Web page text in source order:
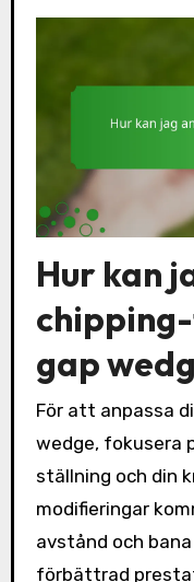
Hur kan
gap
För att anpassa
wedge, fokusera
ställning och din
modifieringar
avstånd och
förbättrad